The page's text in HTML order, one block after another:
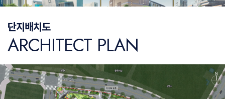
단지배치도
ARCHITECT PLAN